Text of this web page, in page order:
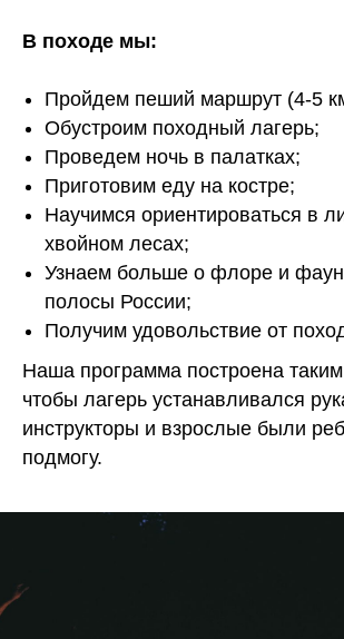
В походе мы:
Пройдем пеший маршрут (4-5
Обустроим походный лагерь;
Проведем ночь в палатках;
Приготовим еду на костре;
Научимся ориентироваться в
хвойном лесах;
Узнаем больше о флоре и
полосы России;
Получим удовольствие от
Наша программа построена
чтобы лагерь устанавливался
инструкторы и взрослые были
подмогу.